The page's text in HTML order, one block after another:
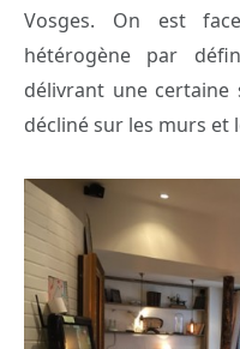
Vosges. On est
hétérogène par
délivrant une certaine
décliné sur les murs et